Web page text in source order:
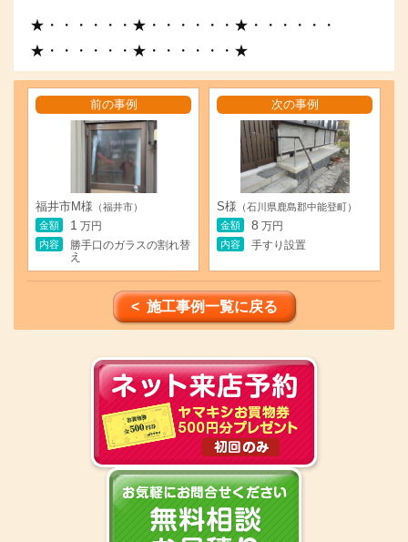
★・・・・・・★・・・・・・★・・・・・・
★・・・・・・★・・・・・・★
前の事例
福井市M様 （福井市）
金額
1 万円
内容
勝手口のガラスの割れ替
え
次の事例
S様 （石川県鹿島郡中能登町）
金額
8 万円
内容
手すり設置
< 施工事例一覧に戻る